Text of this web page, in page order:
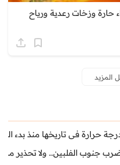
حارة وزخات رعدية ورياح
المزيد
حرارة في تاريخها منذ بدء